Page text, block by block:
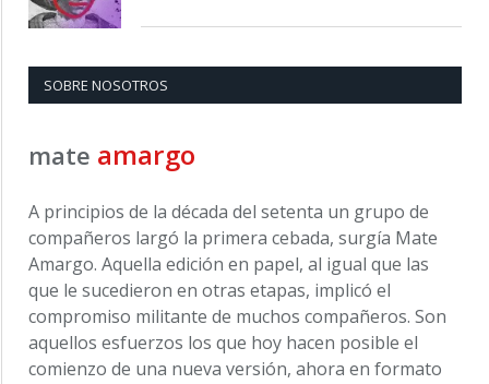
SOBRE NOSOTROS
mate amargo
A principios de la década del setenta un grupo de
compañeros largó la primera cebada, surgía Mate
Amargo. Aquella edición en papel, al igual que las
que le sucedieron en otras etapas, implicó el
compromiso militante de muchos compañeros. Son
aquellos esfuerzos los que hoy hacen posible el
comienzo de una nueva versión, ahora en formato